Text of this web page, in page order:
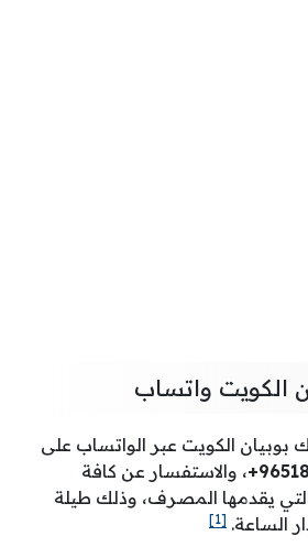
الكويت واتساب
بوبيان الكويت عبر الواتساب على
، والاستفسار عن كافة
يقدمها المصرف، وذلك طيلة
الساعة. [1]